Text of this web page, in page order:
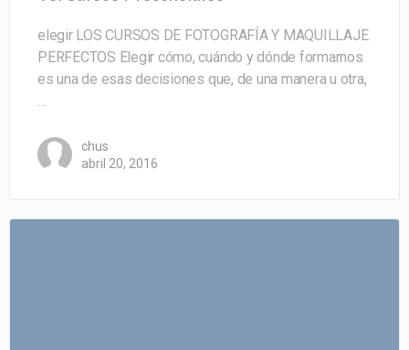
elegir LOS CURSOS DE FOTOGRAFÍA Y MAQUILLAJE
PERFECTOS Elegir cómo, cuándo y dónde formarnos
es una de esas decisiones que, de una manera u otra,
…
chus
abril 20, 2016